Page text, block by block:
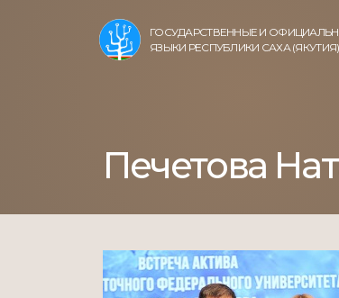
ГОСУДАРСТВЕННЫЕ И
ЯЗЫКИ РЕСПУБЛИКИ САХА (ЯКУТИЯ)
Печетова